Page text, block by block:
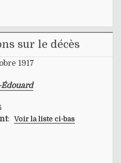
sur le décès
1917
: Voir la liste ci-bas